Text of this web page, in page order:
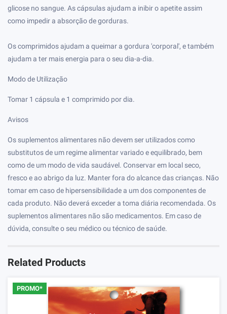
glicose no sangue. As cápsulas ajudam a inibir o apetite assim
como impedir a absorção de gorduras.
Os comprimidos ajudam a queimar a gordura 'corporal', e também
ajudam a ter mais energia para o seu dia-a-dia.
Modo de Utilização
Tomar 1 cápsula e 1 comprimido por dia.
Avisos
Os suplementos alimentares não devem ser utilizados como
substitutos de um regime alimentar variado e equilibrado, bem
como de um modo de vida saudável. Conservar em local seco,
fresco e ao abrigo da luz. Manter fora do alcance das crianças. Não
tomar em caso de hipersensibilidade a um dos componentes de
cada produto. Não deverá exceder a toma diária recomendada. Os
suplementos alimentares não são medicamentos. Em caso de
dúvida, consulte o seu médico ou técnico de saúde.
Related Products
PROMO*